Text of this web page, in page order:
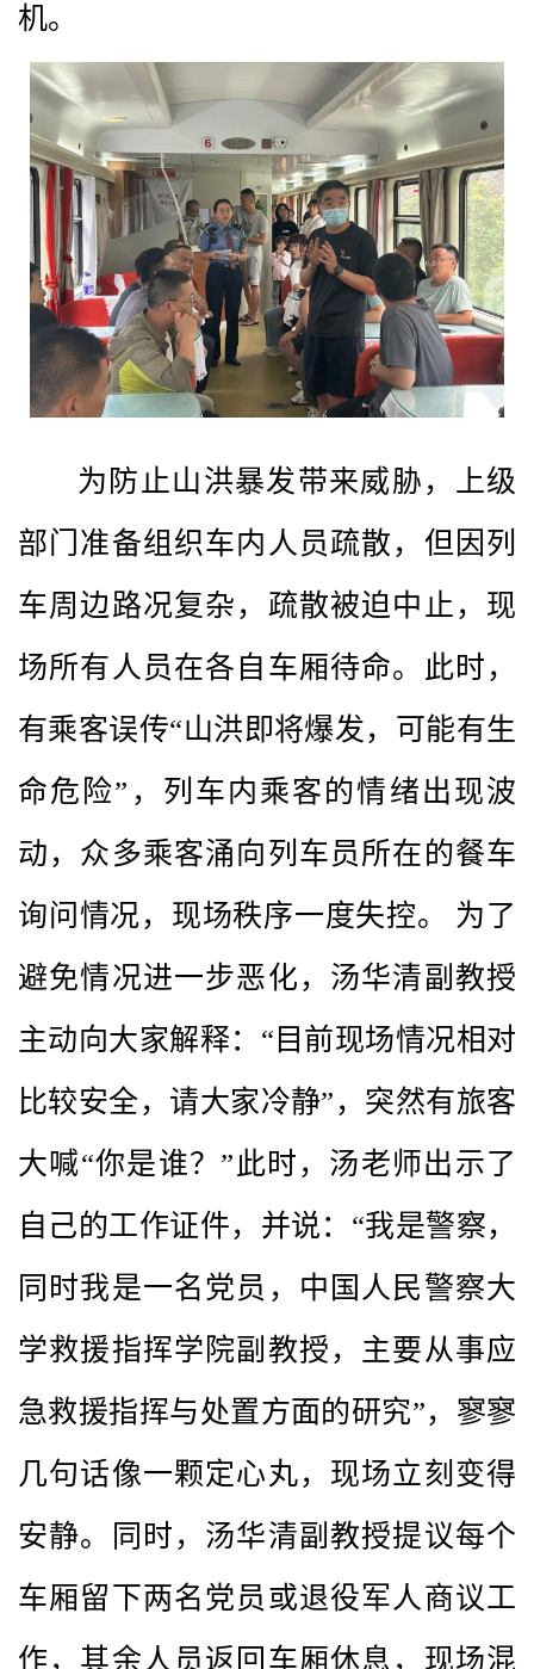
机。
为防止山洪暴发带来威胁，上级
部门准备组织车内人员疏散，但因列
车周边路况复杂，疏散被迫中止，现
场所有人员在各自车厢待命。此时，
有乘客误传“山洪即将爆发，可能有生
命危险”，列车内乘客的情绪出现波
动，众多乘客涌向列车员所在的餐车
询问情况，现场秩序一度失控。 为了
避免情况进一步恶化，汤华清副教授
主动向大家解释：“目前现场情况相对
比较安全，请大家冷静”，突然有旅客
大喊“你是谁？”此时，汤老师出示了
自己的工作证件，并说：“我是警察，
同时我是一名党员，中国人民警察大
学救援指挥学院副教授，主要从事应
急救援指挥与处置方面的研究”，寥寥
几句话像一颗定心丸，现场立刻变得
安静。同时，汤华清副教授提议每个
车厢留下两名党员或退役军人商议工
作，其余人员返回车厢休息，现场混